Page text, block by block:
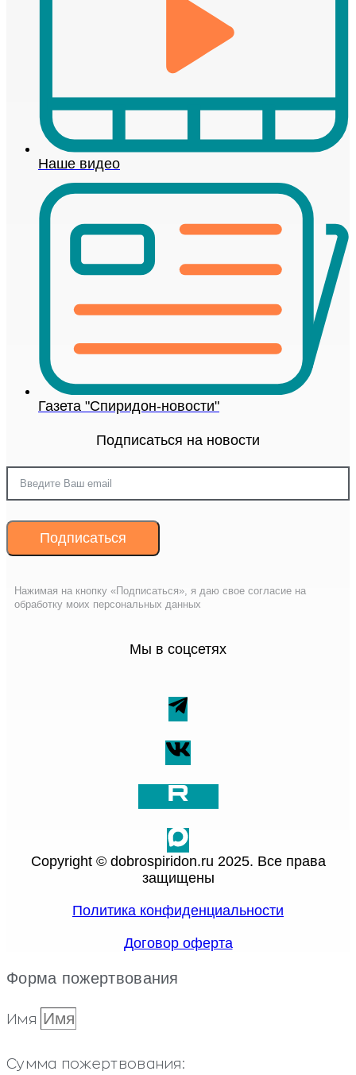
Наше видео
Газета "Спиридон-новости"
Подписаться на новости
Подписаться
Нажимая на кнопку «Подписаться», я даю свое согласие на
обработку моих персональных данных
Мы в соцсетях
Copyright © dobrospiridon.ru 2025. Все права
защищены
Политика конфиденциальности
Договор оферта
Форма пожертвования
Имя
Сумма пожертвования: